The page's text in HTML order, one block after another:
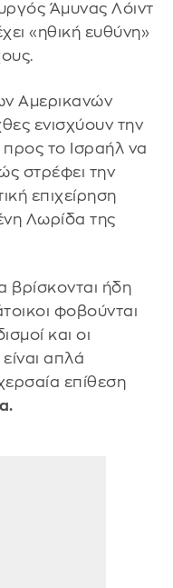
Άμυνας Λόιντ
«ηθική ευθύνη»
Αμερικανών
ενισχύουν την
το Ισραήλ να
στρέφει την
επιχείρηση
Λωρίδα της
βρίσκονται ήδη
φοβούνται
και οι
απλά
επίθεση